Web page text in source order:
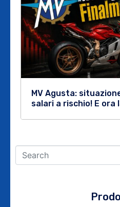
MV Agusta:
salari a rischio! E ora